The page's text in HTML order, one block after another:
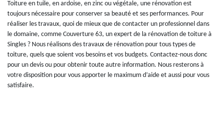
Toiture en tuile, en ardoise, en zinc ou végétale, une rénovation est
toujours nécessaire pour conserver sa beauté et ses performances. Pour
réaliser les travaux, quoi de mieux que de contacter un professionnel dans
le domaine, comme Couverture 63, un expert de la rénovation de toiture à
Singles ? Nous réalisons des travaux de rénovation pour tous types de
toiture, quels que soient vos besoins et vos budgets. Contactez-nous donc
pour un devis ou pour obtenir toute autre information. Nous resterons à
votre disposition pour vous apporter le maximum d’aide et aussi pour vous
satisfaire.